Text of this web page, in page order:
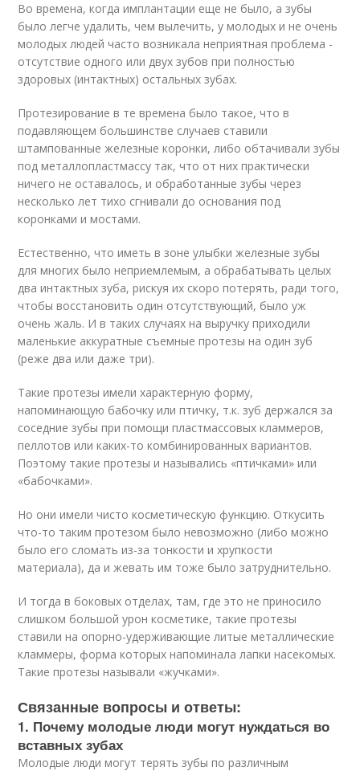
Во времена, когда имплантации еще не было, а зубы
было легче удалить, чем вылечить, у молодых и не очень
молодых людей часто возникала неприятная проблема -
отсутствие одного или двух зубов при полностью
здоровых (интактных) остальных зубах.
Протезирование в те времена было такое, что в
подавляющем большинстве случаев ставили
штампованные железные коронки, либо обтачивали зубы
под металлопластмассу так, что от них практически
ничего не оставалось, и обработанные зубы через
несколько лет тихо сгнивали до основания под
коронками и мостами.
Естественно, что иметь в зоне улыбки железные зубы
для многих было неприемлемым, а обрабатывать целых
два интактных зуба, рискуя их скоро потерять, ради того,
чтобы восстановить один отсутствующий, было уж
очень жаль. И в таких случаях на выручку приходили
маленькие аккуратные съемные протезы на один зуб
(реже два или даже три).
Такие протезы имели характерную форму,
напоминающую бабочку или птичку, т.к. зуб держался за
соседние зубы при помощи пластмассовых кламмеров,
пеллотов или каких-то комбинированных вариантов.
Поэтому такие протезы и назывались «птичками» или
«бабочками».
Но они имели чисто косметическую функцию. Откусить
что-то таким протезом было невозможно (либо можно
было его сломать из-за тонкости и хрупкости
материала), да и жевать им тоже было затруднительно.
И тогда в боковых отделах, там, где это не приносило
слишком большой урон косметике, такие протезы
ставили на опорно-удерживающие литые металлические
кламмеры, форма которых напоминала лапки насекомых.
Такие протезы называли «жучками».
Связанные вопросы и ответы:
1. Почему молодые люди могут нуждаться во
вставных зубах
Молодые люди могут терять зубы по различным